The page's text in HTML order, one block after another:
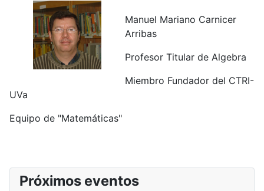
Manuel Mariano Carnicer
Arribas
Profesor Titular de Algebra
Miembro Fundador del CTRI-
UVa
Equipo de "Matemáticas"
Próximos eventos